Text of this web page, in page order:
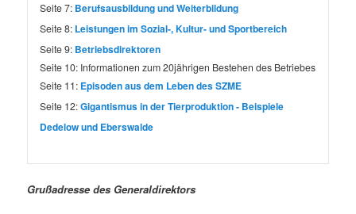
Seite 7: Berufsausbildung und Weiterbildung
Seite 8: Leistungen im Sozial-, Kultur- und Sportbereich
Seite 9: Betriebsdirektoren
Seite 10: Informationen zum 20jährigen Bestehen des Betriebes
Seite 11: Episoden aus dem Leben des SZME
Seite 12:Gigantismus in der Tierproduktion - Beispiele
Dedelow und Eberswalde
Grußadresse des Generaldirektors